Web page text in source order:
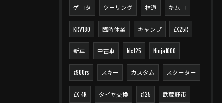
ゲコタ ツーリング 林道 キムコ
KRV180 臨時休業 キャンプ ZX25R
新車 中古車 klx125 Ninja1000
z900rs スキー カスタム スクーター
ZX-4R タイヤ交換 z125 武蔵野市